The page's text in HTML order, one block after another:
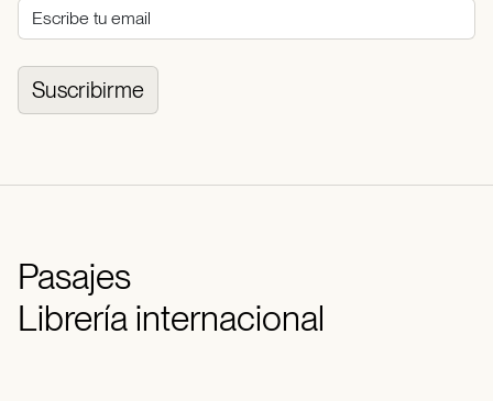
Suscribirme
Pasajes
Librería internacional